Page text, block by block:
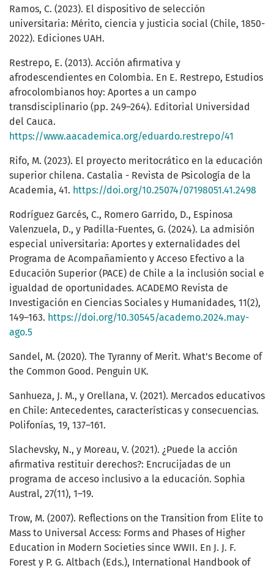
Ramos, C. (2023). El dispositivo de selección
universitaria: Mérito, ciencia y justicia social (Chile, 1850-
2022). Ediciones UAH.
Restrepo, E. (2013). Acción afirmativa y
afrodescendientes en Colombia. En E. Restrepo, Estudios
afrocolombianos hoy: Aportes a un campo
transdisciplinario (pp. 249–264). Editorial Universidad
del Cauca.
https://www.aacademica.org/eduardo.restrepo/41
Rifo, M. (2023). El proyecto meritocrático en la educación
superior chilena. Castalia - Revista de Psicología de la
Academia, 41. https://doi.org/10.25074/07198051.41.2498
Rodríguez Garcés, C., Romero Garrido, D., Espinosa
Valenzuela, D., y Padilla-Fuentes, G. (2024). La admisión
especial universitaria: Aportes y externalidades del
Programa de Acompañamiento y Acceso Efectivo a la
Educación Superior (PACE) de Chile a la inclusión social e
igualdad de oportunidades. ACADEMO Revista de
Investigación en Ciencias Sociales y Humanidades, 11(2),
149–163. https://doi.org/10.30545/academo.2024.may-
ago.5
Sandel, M. (2020). The Tyranny of Merit. What’s Become of
the Common Good. Penguin UK.
Sanhueza, J. M., y Orellana, V. (2021). Mercados educativos
en Chile: Antecedentes, características y consecuencias.
Polifonías, 19, 137–161.
Slachevsky, N., y Moreau, V. (2021). ¿Puede la acción
afirmativa restituir derechos?: Encrucijadas de un
programa de acceso inclusivo a la educación. Sophia
Austral, 27(11), 1–19.
Trow, M. (2007). Reflections on the Transition from Elite to
Mass to Universal Access: Forms and Phases of Higher
Education in Modern Societies since WWII. En J. J. F.
Forest y P. G. Altbach (Eds.), International Handbook of